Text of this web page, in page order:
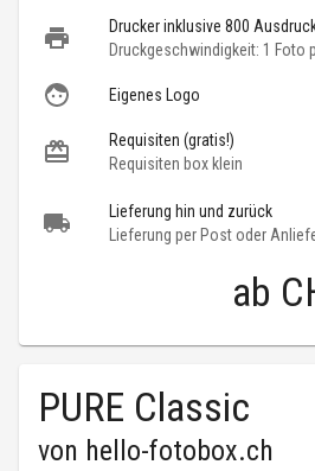
Drucker inklusive 800
Druckgeschwindigkeit: 1 Foto
Eigenes Logo
Requisiten (gratis!)
Requisiten box klein
Lieferung hin und zurück
Lieferung per Post oder
ab
PURE Classic
von hello-fotobox.ch